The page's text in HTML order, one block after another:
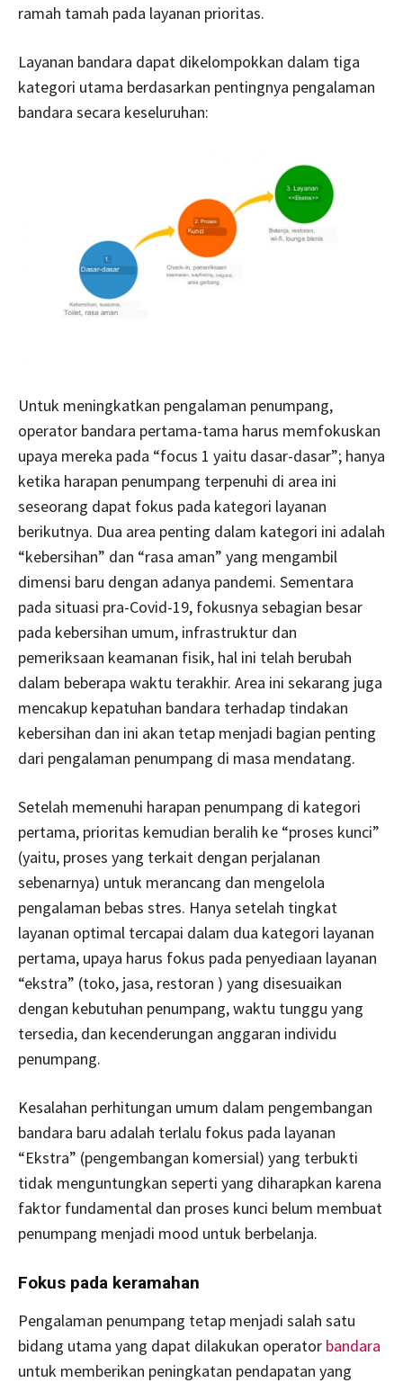
ramah tamah pada layanan prioritas.
Layanan bandara dapat dikelompokkan dalam tiga
kategori utama berdasarkan pentingnya pengalaman
bandara secara keseluruhan:
Untuk meningkatkan pengalaman penumpang,
operator bandara pertama-tama harus memfokuskan
upaya mereka pada “focus 1 yaitu dasar-dasar”; hanya
ketika harapan penumpang terpenuhi di area ini
seseorang dapat fokus pada kategori layanan
berikutnya. Dua area penting dalam kategori ini adalah
“kebersihan” dan “rasa aman” yang mengambil
dimensi baru dengan adanya pandemi. Sementara
pada situasi pra-Covid-19, fokusnya sebagian besar
pada kebersihan umum, infrastruktur dan
pemeriksaan keamanan fisik, hal ini telah berubah
dalam beberapa waktu terakhir. Area ini sekarang juga
mencakup kepatuhan bandara terhadap tindakan
kebersihan dan ini akan tetap menjadi bagian penting
dari pengalaman penumpang di masa mendatang.
Setelah memenuhi harapan penumpang di kategori
pertama, prioritas kemudian beralih ke “proses kunci”
(yaitu, proses yang terkait dengan perjalanan
sebenarnya) untuk merancang dan mengelola
pengalaman bebas stres. Hanya setelah tingkat
layanan optimal tercapai dalam dua kategori layanan
pertama, upaya harus fokus pada penyediaan layanan
“ekstra” (toko, jasa, restoran ) yang disesuaikan
dengan kebutuhan penumpang, waktu tunggu yang
tersedia, dan kecenderungan anggaran individu
penumpang.
Kesalahan perhitungan umum dalam pengembangan
bandara baru adalah terlalu fokus pada layanan
“Ekstra” (pengembangan komersial) yang terbukti
tidak menguntungkan seperti yang diharapkan karena
faktor fundamental dan proses kunci belum membuat
penumpang menjadi mood untuk berbelanja.
Fokus pada keramahan
Pengalaman penumpang tetap menjadi salah satu
bidang utama yang dapat dilakukan operator bandara
untuk memberikan peningkatan pendapatan yang